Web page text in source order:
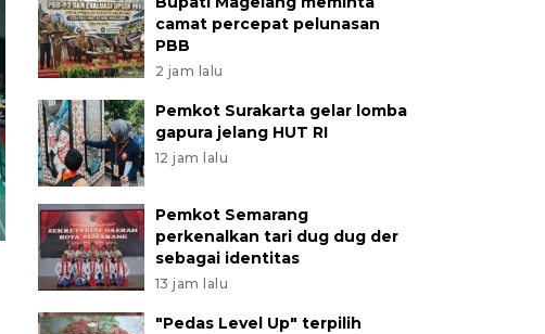
camat percepat pelunasan
PBB
2 jam lalu
Pemkot Surakarta gelar lomba
gapura jelang HUT RI
12 jam lalu
Pemkot Semarang
perkenalkan tari dug dug der
sebagai identitas
13 jam lalu
"Pedas Level Up" terpilih